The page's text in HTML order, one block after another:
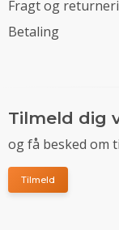
Fragt og
Betaling
Tilmeld dig
og få besked om
Tilmeld